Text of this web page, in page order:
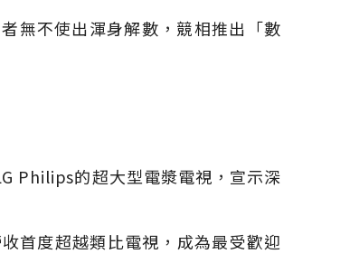
無不使出渾身解數，競相推出「數
Philips的超大型電漿電視，宣示深
首度超越類比電視，成為最受歡迎